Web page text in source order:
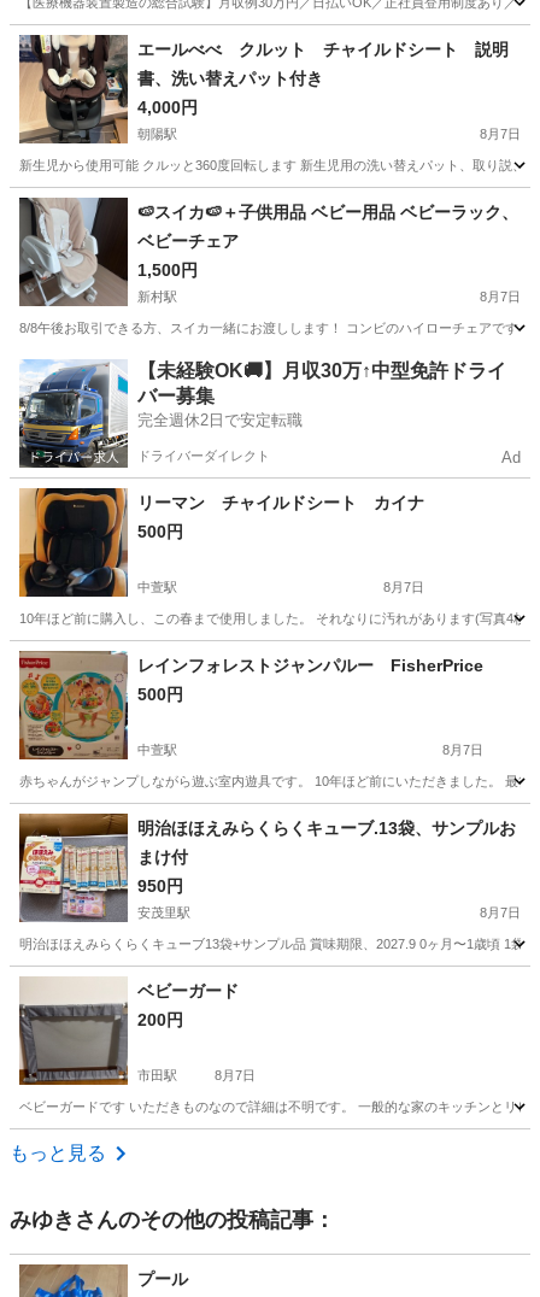
山梨 その他
エールべべ クルット チャイルドシート 説明
書、洗い替えパット付き
4,000円
朝陽駅 8月7日
新生児から使用可能 クルッと360度回転します 新生児用の洗い替えパット、取り説
長野 長野市 朝陽駅 ベビー用品 クルット
🍉スイカ🍉＋子供用品 ベビー用品 ベビーラック、
ベビーチェア
1,500円
新村駅 8月7日
8/8午後お取引できる方、スイカ一緒にお渡しします！ コンビのハイローチェアです
長野 松本市 新村駅 ベビー用品 ベビー
【未経験OK🚚】月収30万↑中型免許ドライ
バー募集
完全週休2日で安定転職
ドライバーダイレクト Ad
リーマン チャイルドシート カイナ
500円
中萱駅 8月7日
10年ほど前に購入し、この春まで使用しました。 それなりに汚れがあります(写真4枚
長野 安曇野市 中萱駅 ベビー用品
レインフォレストジャンパルー FisherPrice
500円
中萱駅 8月7日
赤ちゃんがジャンプしながら遊ぶ室内遊具です。 10年ほど前にいただきました。 最
長野 安曇野市 中萱駅 ベビー用品
レインフォレストジャンパルー
明治ほほえみらくらくキューブ.13袋、サンプルお
まけ付
950円
安茂里駅 8月7日
明治ほほえみらくらくキューブ13袋+サンプル品 賞味期限、2027.9 0ヶ月〜1歳頃 1袋
長野 長野市 安茂里駅 ベビー用品
ベビーガード
200円
市田駅 8月7日
ベビーガードです いただきものなので詳細は不明です。 一般的な家のキッチンとリ
長野 下伊那郡
もっと見る
みゆき さんのその他の投稿記事：
プール